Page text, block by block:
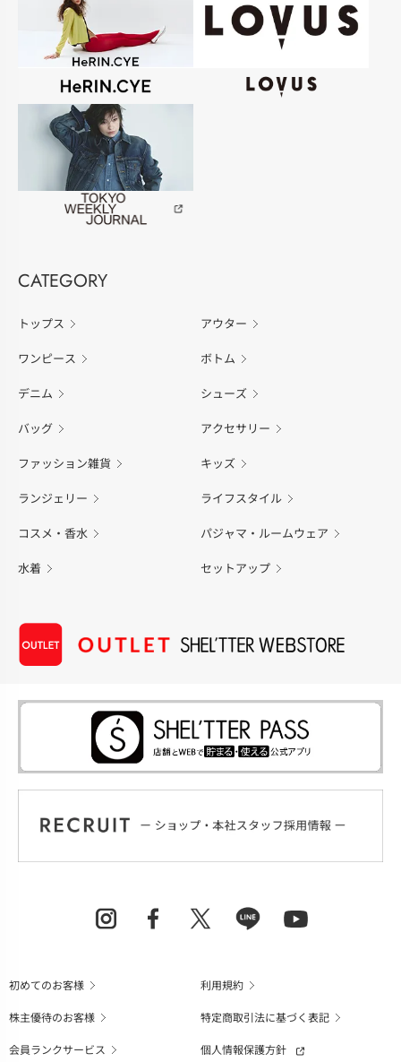
CATEGORY
トップス アウター
ワンピース ボトム
デニム シューズ
バッグ アクセサリー
ファッション雑貨 キッズ
ランジェリー ライフスタイル
コスメ・香水 パジャマ・ルームウェア
水着 セットアップ
初めてのお客様
利用規約
株主優待のお客様
特定商取引法に基づく表記
会員ランクサービス
個人情報保護方針